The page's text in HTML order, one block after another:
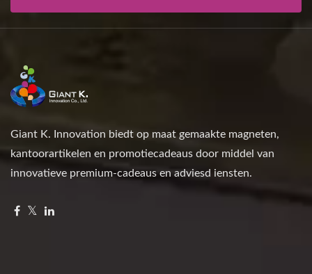
Giant K. Innovation biedt op maat gemaakte magneten,
kantoorartikelen en promotiecadeaus door middel van
innovatieve premium-cadeaus en adviesd iensten.